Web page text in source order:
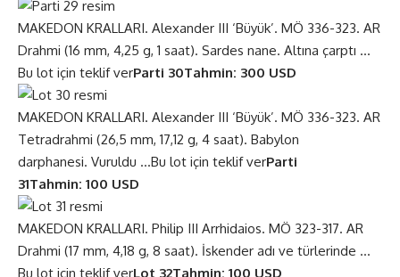
MAKEDON KRALLARI. Alexander III ‘Büyük’. MÖ 336-323. AR
Drahmi (16 mm, 4,25 g, 1 saat). Sardes nane. Altına çarptı …
Bu lot için teklif verParti 30Tahmin: 300 USD
MAKEDON KRALLARI. Alexander III ‘Büyük’. MÖ 336-323. AR
Tetradrahmi (26,5 mm, 17,12 g, 4 saat). Babylon
darphanesi. Vuruldu …Bu lot için teklif verParti
31Tahmin: 100 USD
MAKEDON KRALLARI. Philip III Arrhidaios. MÖ 323-317. AR
Drahmi (17 mm, 4,18 g, 8 saat). İskender adı ve türlerinde …
Bu lot için teklif verLot 32Tahmin: 100 USD